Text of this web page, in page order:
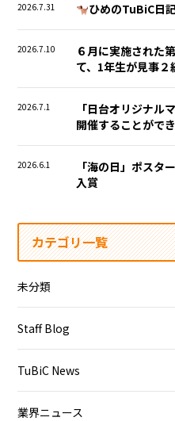
2026.7.31 ひめのTuBiC日
2026.7.10
６月に実施された
て、1年生が見事２
2026.7.1
「日台オリジナル
開催することがで
2026.6.1
「海の日」ポスタ
入賞
カテゴリ一覧
未分類
Staff Blog
TuBiC News
業界ニュース